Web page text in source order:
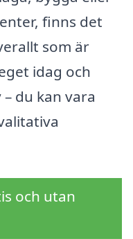
finns det
som är
idag och
du kan vara
och utan